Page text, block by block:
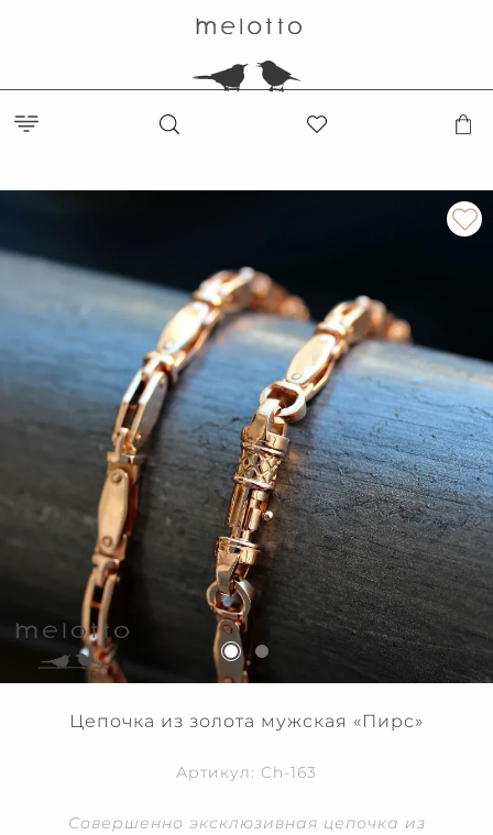
Цепочка из золота мужская «Пирс»
Артикул: Ch-163
Совершенно эксклюзивная цепочка из